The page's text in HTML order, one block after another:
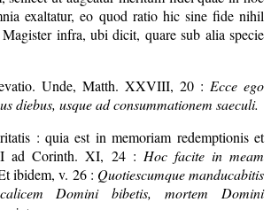
exaltatur, eo quod ratio hic sine fide nihil
infra, ubi dicit, quare sub alia specie
Unde, Matth. XXVIII, 20 : Ecce ego
diebus, usque ad consummationem saeculi.
: quia est in memoriam redemptionis et
I ad Corinth. XI, 24 : Hoc facite in meam
ibidem, v. 26 : Quotiescumque manducabitis
Domini bibetis, mortem Domini